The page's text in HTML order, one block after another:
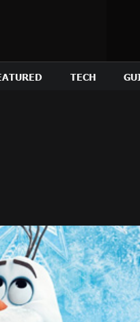
TECH